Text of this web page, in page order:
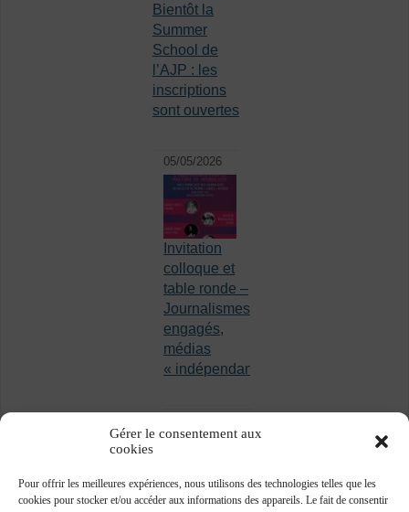
Gérer le consentement aux
cookies
Pour offrir les meilleures expériences, nous utilisons des technologies telles que les
cookies pour stocker et/ou accéder aux informations des appareils. Le fait de consentir
Bientôt la
Summer
School de
l’AJP : les
inscriptions
sont ouvertes
05/05/2026
Invitation
colloque et
table ronde –
Journalismes
engagés,
médias
« indépendants »